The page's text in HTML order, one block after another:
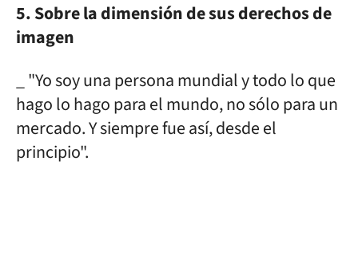
5. Sobre la dimensión de sus derechos de
imagen
_ "Yo soy una persona mundial y todo lo que
hago lo hago para el mundo, no sólo para un
mercado. Y siempre fue así, desde el
principio".